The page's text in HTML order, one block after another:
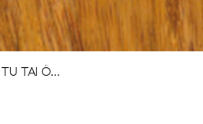
TAI Ö...